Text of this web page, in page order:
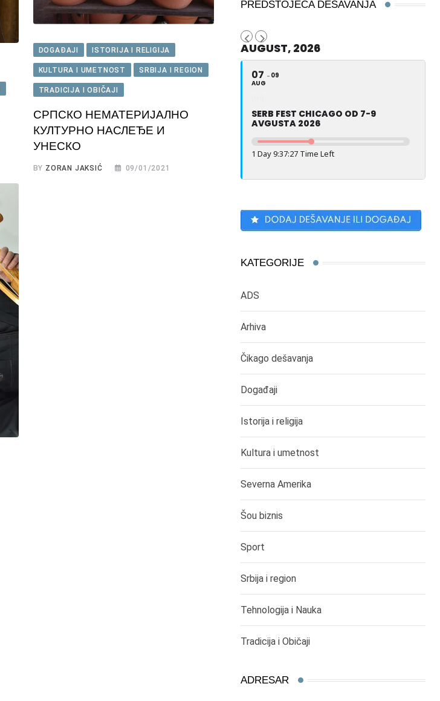
DOGAĐAJI ISTORIJA I RELIGIJA
KULTURA I UMETNOST SRBIJA I REGION
TRADICIJA I OBIČAJI
СРПСКО НЕМАТЕРИЈАЛНО
КУЛТУРНО НАСЛЕЂЕ И
УНЕСКО
BY ZORAN JAKSIĆ 09/01/2021
PREDSTOJEĆA DEŠAVANJA
AUGUST, 2026
07
AUG
09
SERB FEST CHICAGO OD 7-9
AVGUSTA 2026
1 Day 9:37:26 Time Left
KATEGORIJE
ADS
Arhiva
Čikago dešavanja
Događaji
Istorija i religija
Kultura i umetnost
Severna Amerika
Šou biznis
Sport
Srbija i region
Tehnologija i Nauka
Tradicija i Običaji
ADRESAR